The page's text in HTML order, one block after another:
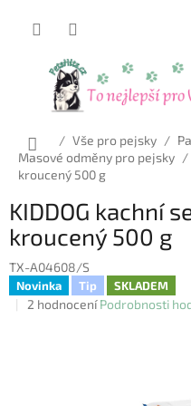
Domů
/ Vše pro pejsky /
Masové odměny pro pejsky /
kroucený 500 g
KIDDOG kachní
kroucený 500 g
TX-A04608/S
Novinka Tip SKLADEM
Průměrné
2 hodnocení Podrobnosti